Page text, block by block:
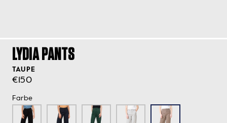
LYDIA PANTS
TAUPE
€150
Farbe